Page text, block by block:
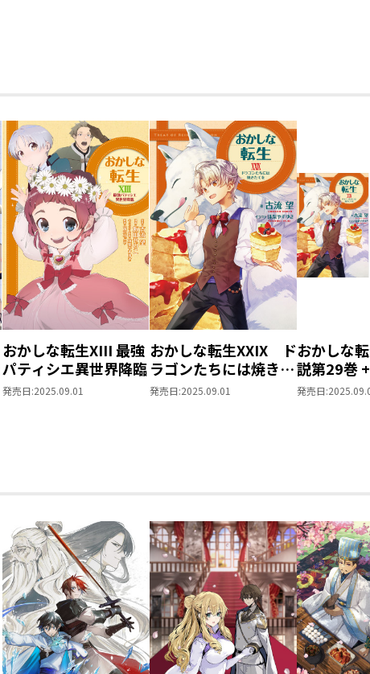
おかしな転生XIII 最強
パティシエ異世界降臨
発売日:2025.09.01
おかしな転生XXIX ド
ラゴンたちには焼きた
てを
発売日:2025.09.01
おかしな
説第29巻
ス第13巻
発売日: